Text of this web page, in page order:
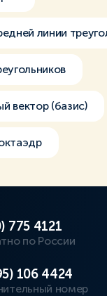
линии
вектор (базис)
775 4121
по России
106 4424
номер